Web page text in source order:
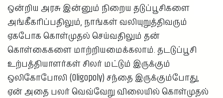
ஒன்றிய அரசு இன்னும் நிறைய தடுப்பூசிகளை
அங்கீகரிப்பதிலும், நாங்கள் வலியுறுத்திவரும்
ஏகபோக கொள்முதல் செய்வதிலும் தன்
கொள்கைகளை மாற்றியமைக்கலாம். தடடுப்பூசி
உற்பத்தியாளர்கள் சிலர் மட்டும் இருக்கும்
ஒலிகோபோலி (Oligopoly) சந்தை இருக்கும்போது,
ஏன் அதை பலர் வெவ்வேறு விலையில் கொள்முதல்